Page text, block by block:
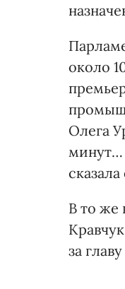
около
Олега
минут…
сказала
В то же
за